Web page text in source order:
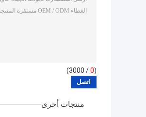
(
0
/ 3000)
منتجات أخرى